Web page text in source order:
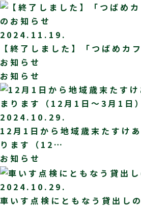
2024.11.19.
【終了しました】「つばめカ
お知らせ
お知らせ
2024.10.29.
12月1日から地域歳末たすけ
ります（12…
お知らせ
2024.10.29.
車いす点検にともなう貸出し